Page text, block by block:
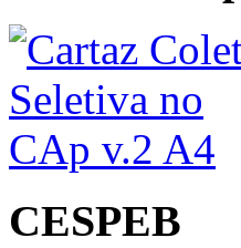
CESPEB